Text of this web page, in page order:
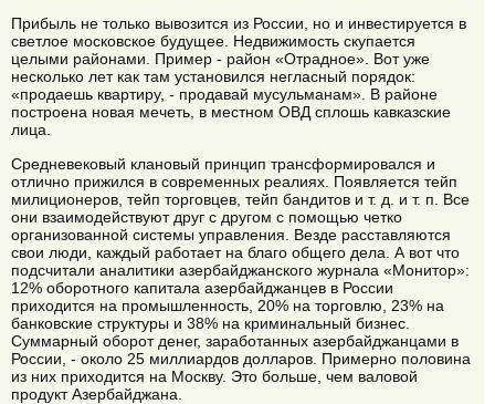
Прибыль не только вывозится из России, но и инвестируется в
светлое московское будущее. Недвижимость скупается
целыми районами. Пример - район «Отрадное». Вот уже
несколько лет как там установился негласный порядок:
«продаешь квартиру, - продавай мусульманам». В районе
построена новая мечеть, в местном ОВД сплошь кавказские
лица.
Средневековый клановый принцип трансформировался и
отлично прижился в современных реалиях. Появляется тейп
милиционеров, тейп торговцев, тейп бандитов и т. д. и т. п. Все
они взаимодействуют друг с другом с помощью четко
организованной системы управления. Везде расставляются
свои люди, каждый работает на благо общего дела. А вот что
подсчитали аналитики азербайджанского журнала «Монитор»:
12% оборотного капитала азербайджанцев в России
приходится на промышленность, 20% на торговлю, 23% на
банковские структуры и 38% на криминальный бизнес.
Суммарный оборот денег, заработанных азербайджанцами в
России, - около 25 миллиардов долларов. Примерно половина
из них приходится на Москву. Это больше, чем валовой
продукт Азербайджана.